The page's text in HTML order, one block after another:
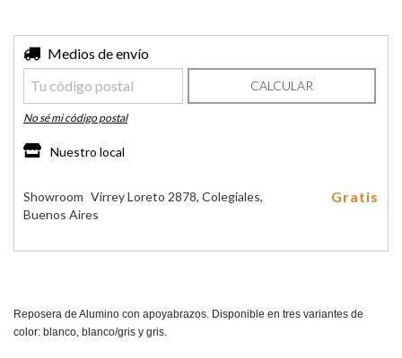
Entregas para el CP:
Medios de envío
CALCULAR
No sé mi código postal
Nuestro local
Showroom Virrey Loreto 2878, Colegiales,
Buenos Aires
Gratis
Reposera de Alumino con apoyabrazos. Disponible en tres variantes de
color: blanco, blanco/gris y gris.